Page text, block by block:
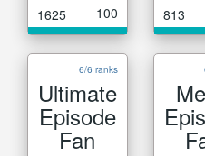
1625 100 813
6/6 ranks
Ultimate
Episode
Fan